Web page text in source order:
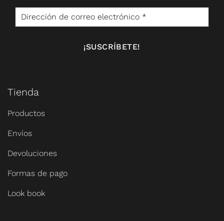
Tienda
Productos
Envíos
Devoluciones
Formas de pago
Look book